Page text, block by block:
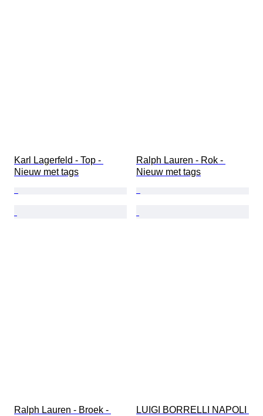
Karl Lagerfeld - Top -
Nieuw met tags
Ralph Lauren - Rok -
Nieuw met tags
Ralph Lauren - Broek -
LUIGI BORRELLI NAPOLI